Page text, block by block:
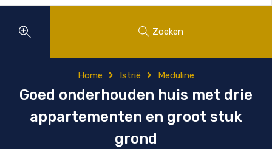
Zoeken
Home Istrië Meduline
Goed onderhouden huis met drie
appartementen en groot stuk
grond